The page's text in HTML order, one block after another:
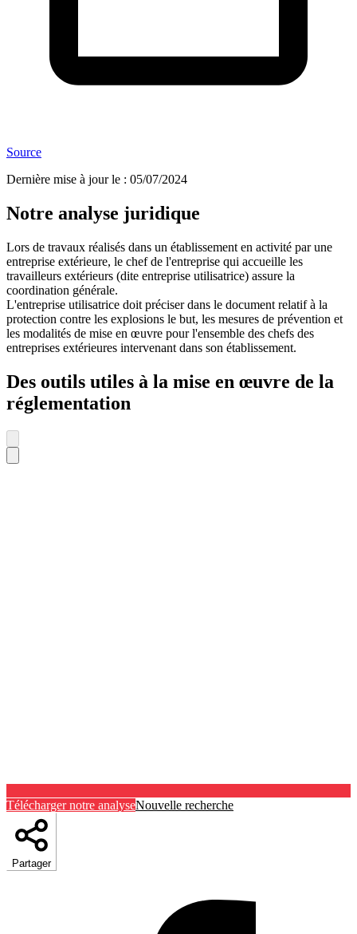
Source
Dernière mise à jour le : 05/07/2024
Notre analyse juridique
Lors de travaux réalisés dans un établissement en activité par une
entreprise extérieure, le chef de l'entreprise qui accueille les
travailleurs extérieurs (dite entreprise utilisatrice) assure la
coordination générale.
L'entreprise utilisatrice doit préciser dans le document relatif à la
protection contre les explosions le but, les mesures de prévention et
les modalités de mise en œuvre pour l'ensemble des chefs des
entreprises extérieures intervenant dans son établissement.
Des outils utiles à la mise en œuvre de la
réglementation
Télécharger notre analyseNouvelle recherche
Partager